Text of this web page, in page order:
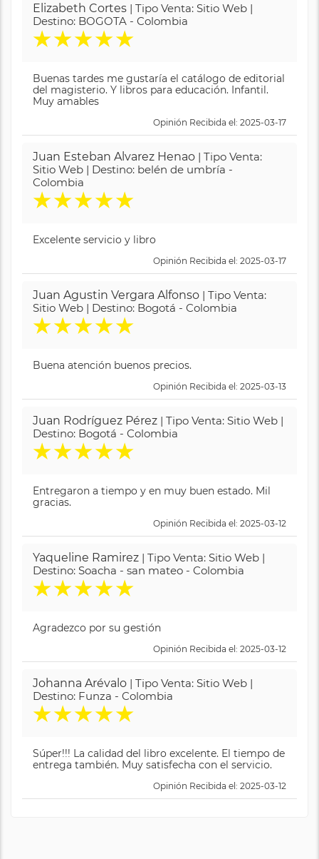
Elizabeth Cortes | Tipo Venta: Sitio Web |
Destino: BOGOTA - Colombia
★★★★★
Buenas tardes me gustaría el catálogo de editorial
del magisterio. Y libros para educación. Infantil.
Muy amables
Opinión Recibida el: 2025-03-17
Juan Esteban Alvarez Henao | Tipo Venta:
Sitio Web | Destino: belén de umbría -
Colombia
★★★★★
Excelente servicio y libro
Opinión Recibida el: 2025-03-17
Juan Agustin Vergara Alfonso | Tipo Venta:
Sitio Web | Destino: Bogotá - Colombia
★★★★★
Buena atención buenos precios.
Opinión Recibida el: 2025-03-13
Juan Rodríguez Pérez | Tipo Venta: Sitio Web |
Destino: Bogotá - Colombia
★★★★★
Entregaron a tiempo y en muy buen estado. Mil
gracias.
Opinión Recibida el: 2025-03-12
Yaqueline Ramirez | Tipo Venta: Sitio Web |
Destino: Soacha - san mateo - Colombia
★★★★★
Agradezco por su gestión
Opinión Recibida el: 2025-03-12
Johanna Arévalo | Tipo Venta: Sitio Web |
Destino: Funza - Colombia
★★★★★
Súper!!! La calidad del libro excelente. El tiempo de
entrega también. Muy satisfecha con el servicio.
Opinión Recibida el: 2025-03-12